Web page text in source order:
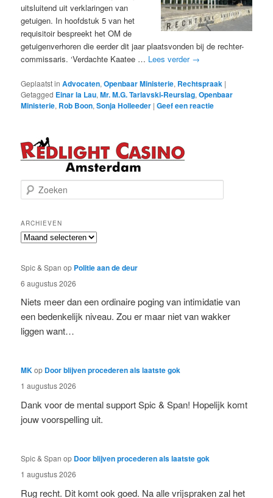
uitsluitend uit verklaringen van
getuigen. In hoofdstuk 5 van het
requisitoir bespreekt het OM de
getuigenverhoren die eerder dit jaar plaatsvonden bij de rechter-
commissaris. ‘Verdachte Kaatee … Lees verder →
Geplaatst in Advocaten,Openbaar Ministerie, Rechtspraak |
Getagged Einar la Lau,Mr. M.G. Tarlavski-Reurslag,Openbaar
Ministerie, Rob Boon,Sonja Holleeder |Geef een reactie
o
k
e
n
ARCHIEVEN
Archieven
Spic & Span op Politie aan de deur
6 augustus 2026
Niets meer dan een ordinaire poging van intimidatie van
een bedenkelijk niveau. Zou er maar niet van wakker
liggen want…
MKop Door blijven procederen als laatste gok
1 augustus 2026
Dank voor de mental support Spic & Span! Hopelijk komt
jouw voorspelling uit.
Spic & Span op Door blijven procederen als laatste gok
1 augustus 2026
Rug recht. Dit komt ook goed. Na alle vrijspraken zal het